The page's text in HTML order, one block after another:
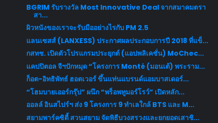
BGRIM รับรางวัล Most Innovative Deal จากสมาคมตรา
สา...
ผิวหนังของเราจะรับมืออย่างไรกับ PM 2.5
แลนเซสส์ (LANXESS) ประกาศผลประกอบการปี 2018 ที่แข็...
กสทช. เปิดตัวโปรแกรมประยุกต์ (แอปพลิเคชั่น) MoChec...
แคปปิตอล จีฯปักหมุด “โครงการ Monté (มอนเต้) พระราม...
ก็อต-อิทธิพัทธ์ ฮอตเวอร์ ขึ้นแท่นแบรนด์แอมบาสเดอร์...
“โฮมบายเออร์กรุ๊ป” ผนึก “พร็อพทูมอร์โรว์” เปิดหลัก...
ออลล์ อินสไปร์ฯ ส่ง 9 โครงการ 9 ทำเลใกล้ BTS และ M...
สยามพาร์คซิตี้ สวนสยาม จัดพิธีบวงสรวงและยกยอดเสาชิ...